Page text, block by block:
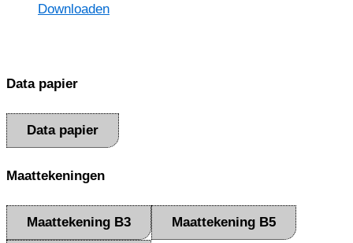
Downloaden
Data papier
Data papier
Maattekeningen
Maattekening B3 Maattekening B5